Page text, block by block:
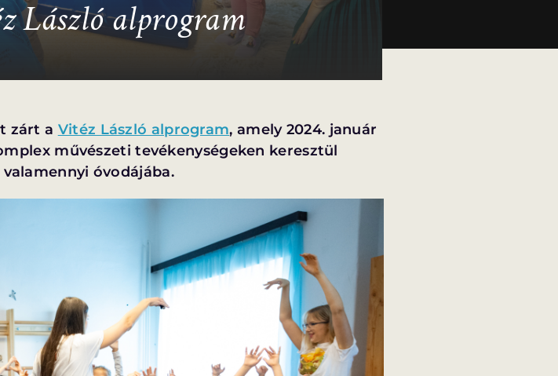
László alprogram
zárt a Vitéz László alprogram, amely 2024. január
művészeti tevékenységeken keresztül
óvodájába.